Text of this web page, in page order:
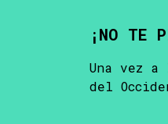
¡NO TE
Una vez a
del